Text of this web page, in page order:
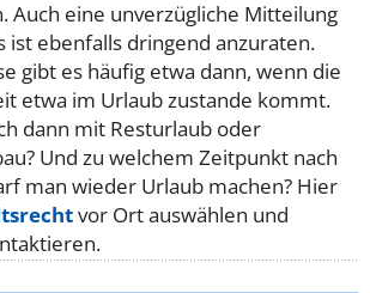
Auch eine unverzügliche Mitteilung
ist ebenfalls dringend anzuraten.
gibt es häufig etwa dann, wenn die
etwa im Urlaub zustande kommt.
dann mit Resturlaub oder
Und zu welchem Zeitpunkt nach
man wieder Urlaub machen? Hier
vor Ort auswählen und